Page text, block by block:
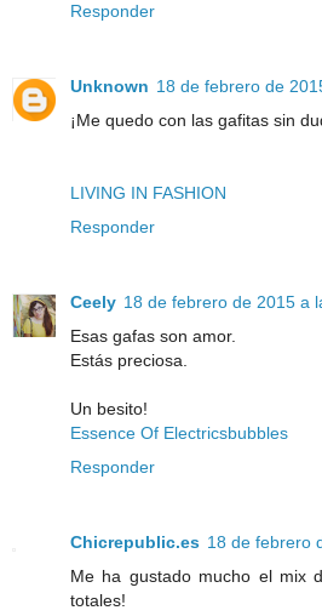
Responder
Unknown 18 de febrero de
¡Me quedo con las gafitas sin
LIVING IN FASHION
Responder
Ceely 18 de febrero de 2015 a
Esas gafas son amor.
Estás preciosa.
Un besito!
Essence Of Electricsbubbles
Responder
Chicrepublic.es 18 de febrero
Me ha gustado mucho el mix
totales!